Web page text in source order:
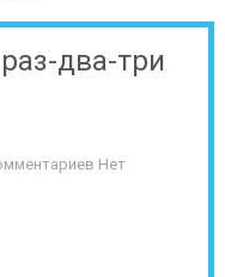
два-три
Нет